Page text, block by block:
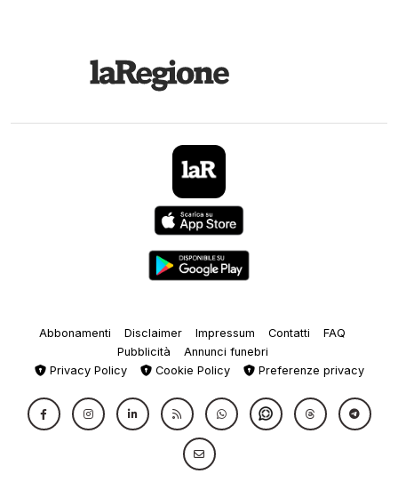
Abbonamenti Disclaimer Impressum Contatti
FAQ
Pubblicità
Annunci funebri
Privacy Policy
Cookie Policy Preferenze privacy